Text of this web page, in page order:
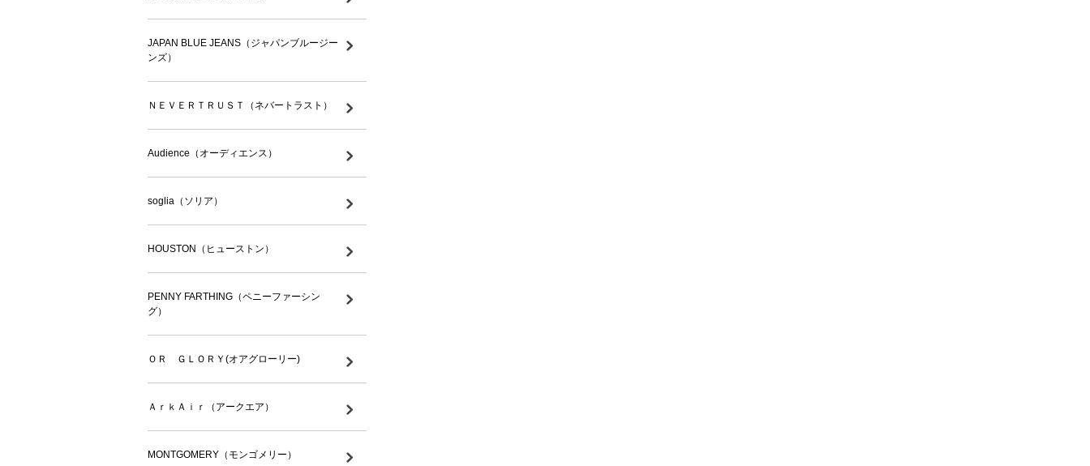
JAPAN BLUE JEANS（ジャパンブルージー
ンズ）
ＮＥＶＥＲＴＲＵＳＴ（ネバートラスト）
Audience（オーディエンス）
soglia（ソリア）
HOUSTON（ヒューストン）
PENNY FARTHING（ペニーファーシン
グ）
ＯＲ ＧＬＯＲＹ(オアグローリー)
ＡｒｋＡｉｒ（アークエア）
MONTGOMERY（モンゴメリー）